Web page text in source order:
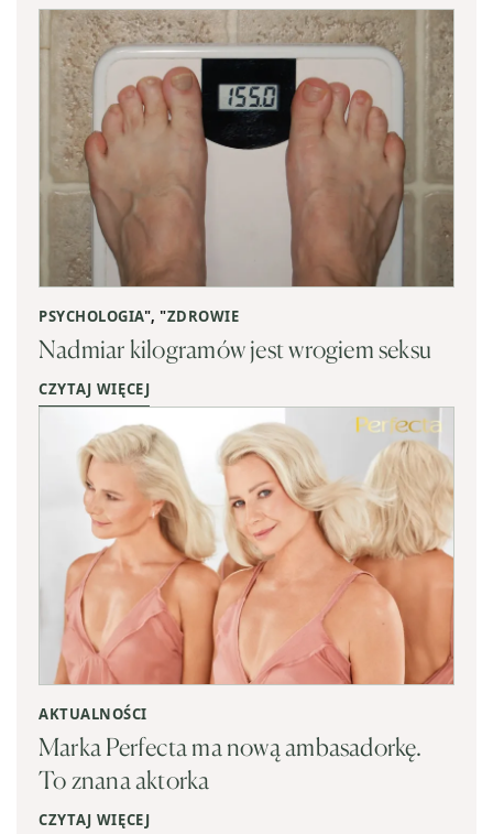
PSYCHOLOGIA", "ZDROWIE
Nadmiar kilogramów jest wrogiem seksu
CZYTAJ WIĘCEJ
AKTUALNOŚCI
Marka Perfecta ma nową ambasadorkę.
To znana aktorka
CZYTAJ WIĘCEJ